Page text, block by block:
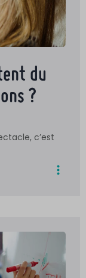
du
?
c’est